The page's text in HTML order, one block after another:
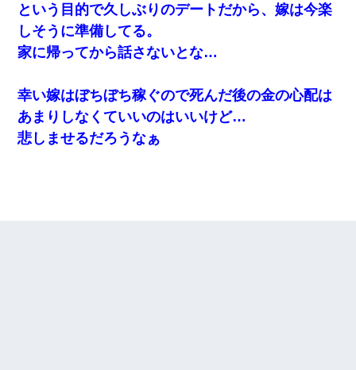
という目的で久しぶりのデートだから、嫁は今楽
しそうに準備してる。
家に帰ってから話さないとな…
幸い嫁はぼちぼち稼ぐので死んだ後の金の心配は
あまりしなくていいのはいいけど…
悲しませるだろうなぁ